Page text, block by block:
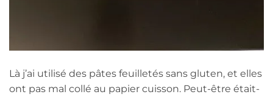
Là j’ai utilisé des pâtes feuilletés sans gluten, et elles
ont pas mal collé au papier cuisson. Peut-être était-